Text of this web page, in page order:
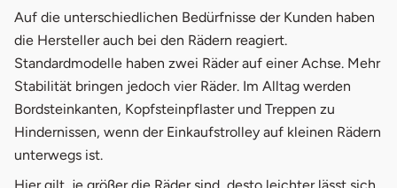
Auf die unterschiedlichen Bedürfnisse der Kunden haben
die Hersteller auch bei den Rädern reagiert.
Standardmodelle haben zwei Räder auf einer Achse. Mehr
Stabilität bringen jedoch vier Räder. Im Alltag werden
Bordsteinkanten, Kopfsteinpflaster und Treppen zu
Hindernissen, wenn der Einkaufstrolley auf kleinen Rädern
unterwegs ist.